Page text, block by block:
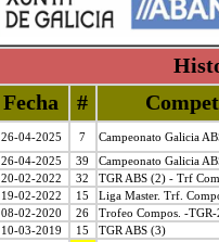
Fecha
#
26-04-2025 7 Campeonato Galicia
26-04-2025
39 Campeonato Galicia
20-02-2022
32 TGR ABS (2) - Trf
19-02-2022
15 Liga Master. Trf.
08-02-2020
26 Trofeo Compos. -TGR-
10-03-2019
15 TGR ABS (3)